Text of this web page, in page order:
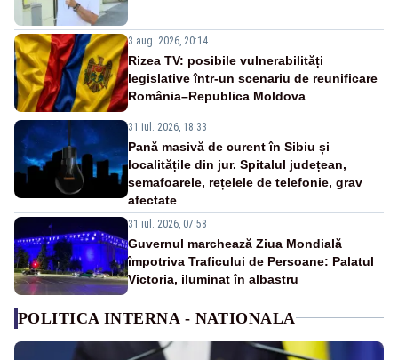
3 aug. 2026, 20:14
Rizea TV: posibile vulnerabilități
legislative într-un scenariu de reunificare
România–Republica Moldova
31 iul. 2026, 18:33
Pană masivă de curent în Sibiu și
localitățile din jur. Spitalul județean,
semafoarele, rețelele de telefonie, grav
afectate
31 iul. 2026, 07:58
Guvernul marchează Ziua Mondială
împotriva Traficului de Persoane: Palatul
Victoria, iluminat în albastru
POLITICA INTERNA - NATIONALA